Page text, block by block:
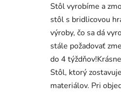
Stôl vyrobíme a
stôl s bridlicovou
výroby, čo sa dá
stále požadovať
do 4
Stôl, ktorý
materiálov. Pri